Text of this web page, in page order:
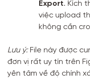
Export. Kích
việc upload
không cần
Lưu ý:File này được
đơn vị rất uy tín trên
yên tâm về độ chính